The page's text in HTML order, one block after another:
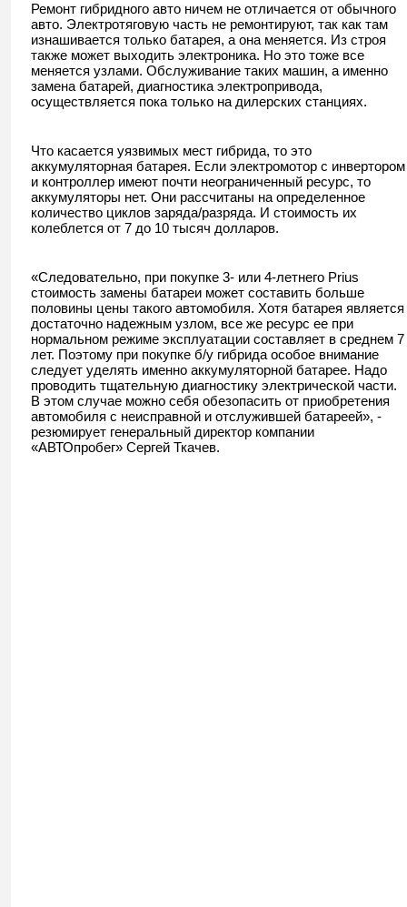
Ремонт гибридного авто ничем не отличается от обычного
авто. Электротяговую часть не ремонтируют, так как там
изнашивается только батарея, а она меняется. Из строя
также может выходить электроника. Но это тоже все
меняется узлами. Обслуживание таких машин, а именно
замена батарей, диагностика электропривода,
осуществляется пока только на дилерских станциях.
Что касается уязвимых мест гибрида, то это
аккумуляторная батарея. Если электромотор с инвертором
и контроллер имеют почти неограниченный ресурс, то
аккумуляторы нет. Они рассчитаны на определенное
количество циклов заряда/разряда. И стоимость их
колеблется от 7 до 10 тысяч долларов.
«Следовательно, при покупке 3- или 4-летнего Prius
стоимость замены батареи может составить больше
половины цены такого автомобиля. Хотя батарея является
достаточно надежным узлом, все же ресурс ее при
нормальном режиме эксплуатации составляет в среднем 7
лет. Поэтому при покупке б/у гибрида особое внимание
следует уделять именно аккумуляторной батарее. Надо
проводить тщательную диагностику электрической части.
В этом случае можно себя обезопасить от приобретения
автомобиля с неисправной и отслужившей батареей», -
резюмирует генеральный директор компании
«АВТОпробег» Сергей Ткачев.